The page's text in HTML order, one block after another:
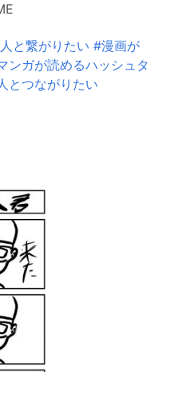
と繋がりたい #漫画が
ンガが読めるハッシュタ
とつながりたい